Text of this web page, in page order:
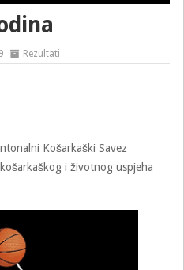
Rezultati
Košarkaški Savez
i životnog uspjeha